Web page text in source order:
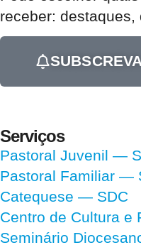
receber: destaques,
Serviços
Pastoral Juvenil —
Pastoral Familiar —
Catequese — SDC
Centro de Cultura
Seminário